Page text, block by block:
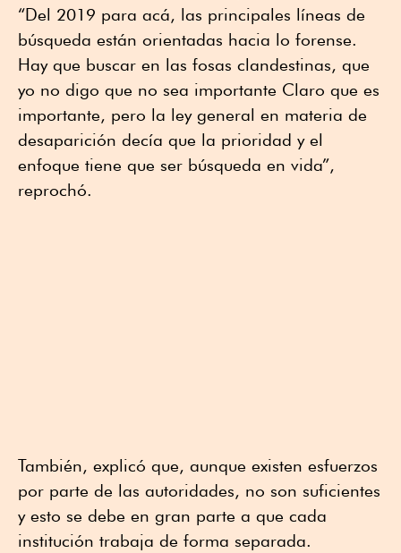
“Del 2019 para acá, las principales líneas de
búsqueda están orientadas hacia lo forense.
Hay que buscar en las fosas clandestinas, que
yo no digo que no sea importante Claro que es
importante, pero la ley general en materia de
desaparición decía que la prioridad y el
enfoque tiene que ser búsqueda en vida”,
reprochó.
También, explicó que, aunque existen esfuerzos
por parte de las autoridades, no son suficientes
y esto se debe en gran parte a que cada
institución trabaja de forma separada.